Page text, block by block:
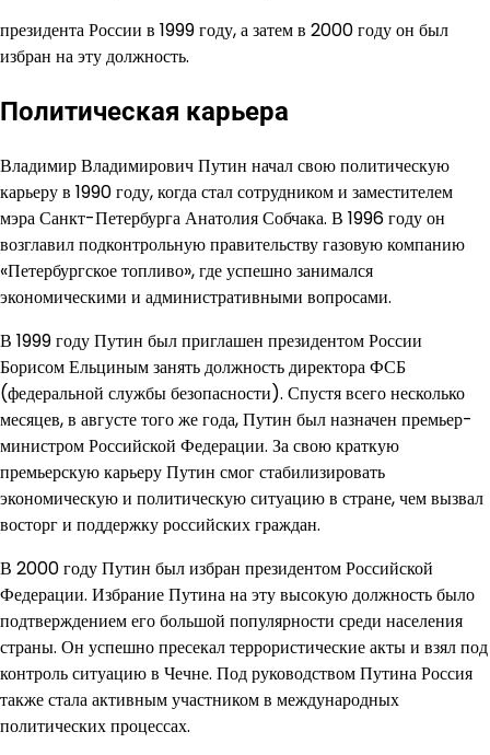
президента России в 1999 году, а затем в 2000 году он был
избран на эту должность.
Политическая карьера
Владимир Владимирович Путин начал свою политическую
карьеру в 1990 году, когда стал сотрудником и заместителем
мэра Санкт-Петербурга Анатолия Собчака. В 1996 году он
возглавил подконтрольную правительству газовую компанию
«Петербургское топливо», где успешно занимался
экономическими и административными вопросами.
В 1999 году Путин был приглашен президентом России
Борисом Ельциным занять должность директора ФСБ
(федеральной службы безопасности). Спустя всего несколько
месяцев, в августе того же года, Путин был назначен премьер-
министром Российской Федерации. За свою краткую
премьерскую карьеру Путин смог стабилизировать
экономическую и политическую ситуацию в стране, чем вызвал
восторг и поддержку российских граждан.
В 2000 году Путин был избран президентом Российской
Федерации. Избрание Путина на эту высокую должность было
подтверждением его большой популярности среди населения
страны. Он успешно пресекал террористические акты и взял под
контроль ситуацию в Чечне. Под руководством Путина Россия
также стала активным участником в международных
политических процессах.